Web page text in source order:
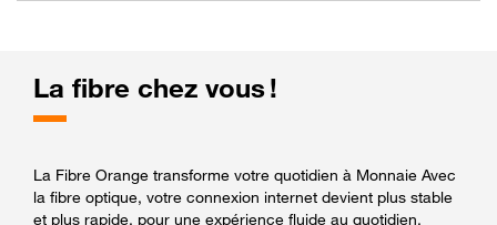
La fibre chez vous !
La Fibre Orange transforme votre quotidien à Monnaie Avec
la fibre optique, votre connexion internet devient plus stable
et plus rapide, pour une expérience fluide au quotidien.